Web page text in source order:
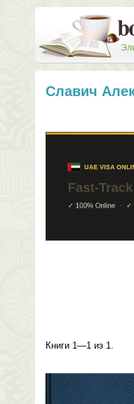
Славич
Книги 1—1 из 1.